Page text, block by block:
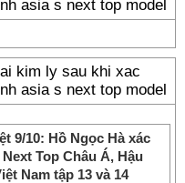
9/10: Hồ Ngọc Hà xác
Top Châu Á, Hậu
Nam tập 13 và 14